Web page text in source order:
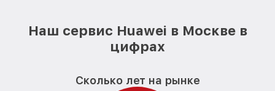
Наш сервис Huawei в Москве в
цифрах
Сколько лет на рынке